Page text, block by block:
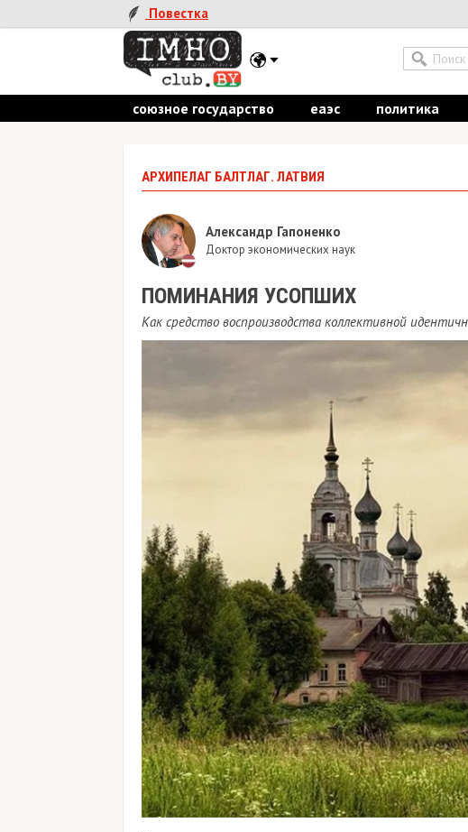
Повестка
союзное государство еаэс политика
АРХИПЕЛАГ БАЛТЛАГ. ЛАТВИЯ
Александр Гапоненко
Доктор экономических наук
ПОМИНАНИЯ УСОПШИХ
Как средство воспроизводства коллективной